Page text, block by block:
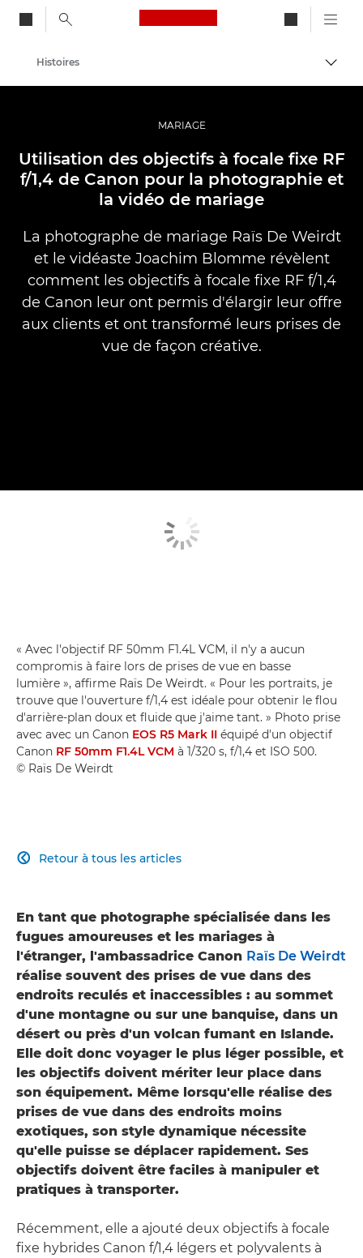
Canon Logo, back to
Vidéo et photographie professionnelles
Histoires
MARIAGE
Utilisation des objectifs à focale fixe RF
f/1,4 de Canon pour la photographie et
la vidéo de mariage
La photographe de mariage Raïs De Weirdt
et le vidéaste Joachim Blomme révèlent
comment les objectifs à focale fixe RF f/1,4
de Canon leur ont permis d'élargir leur offre
aux clients et ont transformé leurs prises de
vue de façon créative.
« Avec l'objectif RF 50mm F1.4L VCM, il n'y a aucun
compromis à faire lors de prises de vue en basse
lumière », affirme Raïs De Weirdt. « Pour les portraits, je
trouve que l'ouverture f/1,4 est idéale pour obtenir le flou
d'arrière-plan doux et fluide que j'aime tant. » Photo prise
avec avec un Canon EOS R5 Mark II équipé d'un objectif
Canon RF 50mm F1.4L VCM à 1/320 s, f/1,4 et ISO 500.
© Raïs De Weirdt
Retour à tous les articles

En tant que photographe spécialisée dans les
fugues amoureuses et les mariages à
l'étranger, l'ambassadrice Canon Raïs De Weirdt
réalise souvent des prises de vue dans des
endroits reculés et inaccessibles : au sommet
d'une montagne ou sur une banquise, dans un
désert ou près d'un volcan fumant en Islande.
Elle doit donc voyager le plus léger possible, et
les objectifs doivent mériter leur place dans
son équipement. Même lorsqu'elle réalise des
prises de vue dans des endroits moins
exotiques, son style dynamique nécessite
qu'elle puisse se déplacer rapidement. Ses
objectifs doivent être faciles à manipuler et
pratiques à transporter.
Récemment, elle a ajouté deux objectifs à focale
fixe hybrides Canon f/1,4 légers et polyvalents à